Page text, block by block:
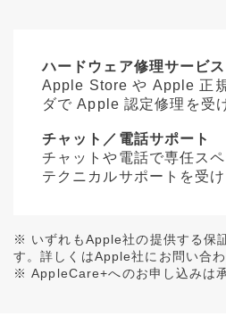
ハードウェア修理サービス
Apple Store や Apple 正
ダで Apple 認定修理を受
チャット／電話サポート
チャットや電話で専任ス
テクニカルサポートを受
※ いずれもApple社の提供する保
す。詳しくはApple社にお問い合わ
※ AppleCare+へのお申し込みは